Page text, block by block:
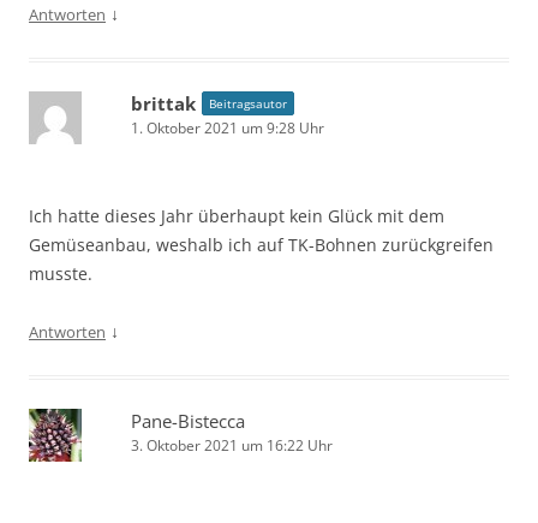
Antworten ↓
brittak Beitragsautor
1. Oktober 2021 um 9:28 Uhr
Ich hatte dieses Jahr überhaupt kein Glück mit dem
Gemüseanbau, weshalb ich auf TK-Bohnen zurückgreifen
musste.
Antworten ↓
Pane-Bistecca
3. Oktober 2021 um 16:22 Uhr